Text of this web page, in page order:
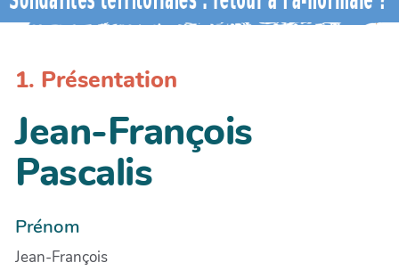
1. Présentation
Jean-François
Pascalis
Prénom
Jean-François